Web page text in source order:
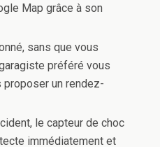
Map grâce à son
sans que vous
préféré vous
proposer un rendez-
le capteur de choc
immédiatement et